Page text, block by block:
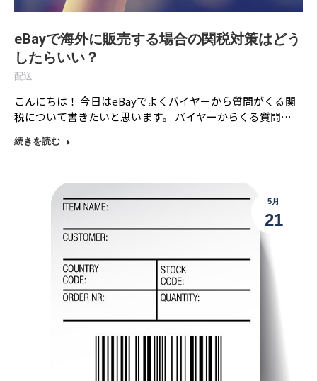
eBayで海外に販売する場合の関税対策はどう
したらいい？
配送
こんにちは！ 今日はeBayでよくバイヤーから質問がくる関
税について書きたいと思います。 バイヤーからくる質問…
続きを読む
5月
21